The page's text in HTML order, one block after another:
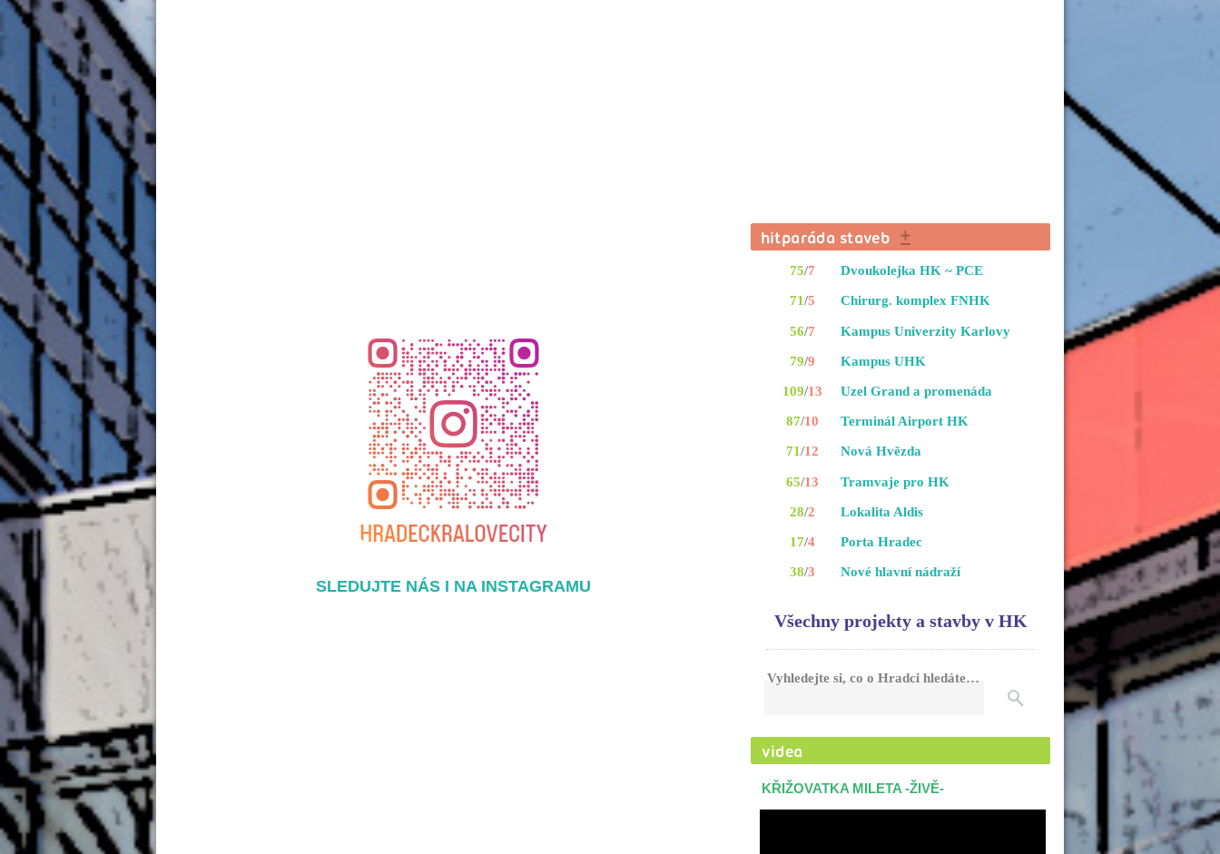
SLEDUJTE NÁS I NA INSTAGRAMU
75/7
71/5
56/7
79/9
109/13
87/10
71/12
65/13
28/2
17/4
38/3
Dvoukolejka HK ~ PCE
Chirurg. komplex FNHK
Kampus Univerzity Karlovy
Kampus UHK
Uzel Grand a promenáda
Terminál Airport HK
Nová Hvězda
Tramvaje pro HK
Lokalita Aldis
Porta Hradec
Nové hlavní nádraží
Všechny projekty a stavby v HK
Vyhledejte si, co o Hradci hledáte…
KŘIŽOVATKA MILETA -ŽIVĚ-